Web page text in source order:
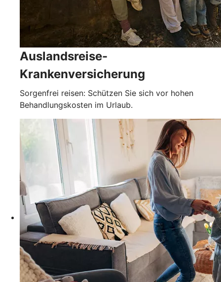
Auslandsreise-
Krankenversicherung
Sorgenfrei reisen: Schützen Sie sich vor hohen
Behandlungskosten im Urlaub.